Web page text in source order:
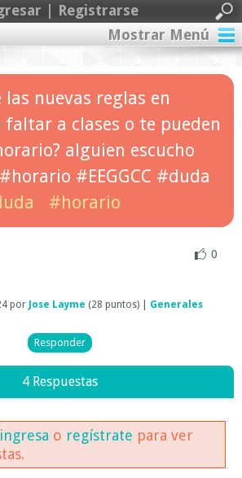
| Registrarse
Mostrar Menú
las nuevas reglas en
faltar a clases o te pueden
alguien escucho
#EEGGCC #duda
#horario
0
por Jose Layme (28 puntos)
Generales
4 Respuestas
ingresa o regístrate para ver